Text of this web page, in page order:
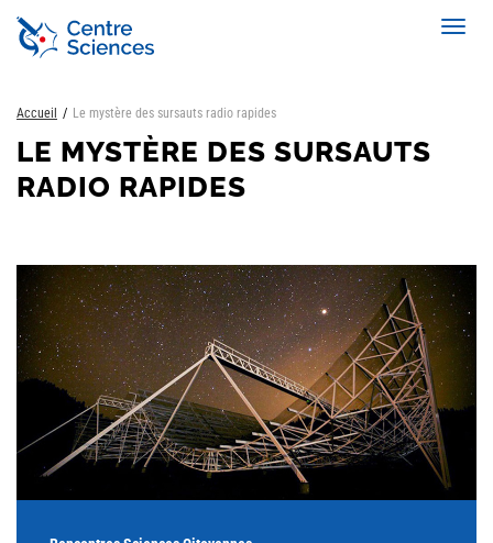
Aller
contenu
Accueil Le mystère des sursauts radio rapides
LE MYSTÈRE DES SURSAUTS
RADIO RAPIDES